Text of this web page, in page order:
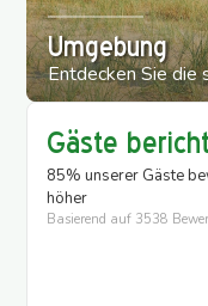
Umgebung
Entdecken Sie die
Gäste
85% unserer Gäste
höher
Basierend auf 3538